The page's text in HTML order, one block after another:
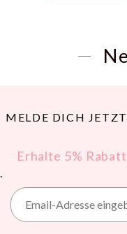
MELDE DICH
Erhalte 5% Rabatt
`